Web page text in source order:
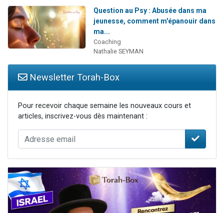
Question au Psy : Abusée dans ma
jeunesse, comment m'épanouir dans
ma...
Coaching
Nathalie SEYMAN
Newsletter Torah-Box
Pour recevoir chaque semaine les nouveaux cours et
articles, inscrivez-vous dès maintenant :